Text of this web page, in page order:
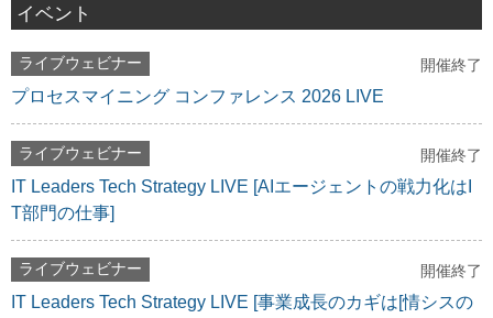
イベント
ライブウェビナー 開催終了
プロセスマイニング コンファレンス 2026 LIVE
ライブウェビナー 開催終了
IT Leaders Tech Strategy LIVE [AIエージェントの戦力化はI
T部門の仕事]
ライブウェビナー 開催終了
IT Leaders Tech Strategy LIVE [事業成長のカギは[情シスの